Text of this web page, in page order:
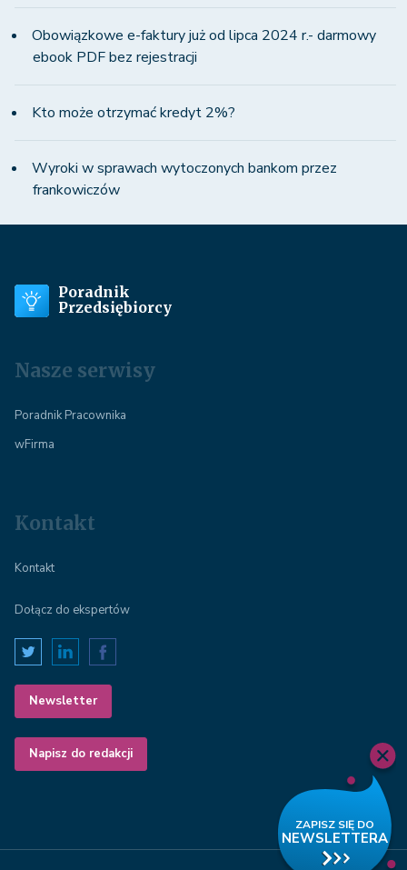
Obowiązkowe e-faktury już od lipca 2024 r.- darmowy
ebook PDF bez rejestracji
Kto może otrzymać kredyt 2%?
Wyroki w sprawach wytoczonych bankom przez
frankowiczów
Poradnik
Przedsiębiorcy
Nasze serwisy
Poradnik Pracownika
wFirma
Kontakt
Kontakt
Dołącz do ekspertów
Newsletter
Napisz do redakcji